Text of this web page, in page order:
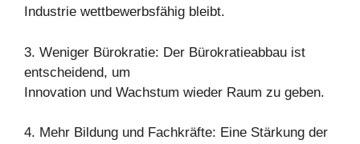
Industrie wettbewerbsfähig bleibt.
3. Weniger Bürokratie: Der Bürokratieabbau ist
entscheidend, um
Innovation und Wachstum wieder Raum zu geben.
4. Mehr Bildung und Fachkräfte: Eine Stärkung der